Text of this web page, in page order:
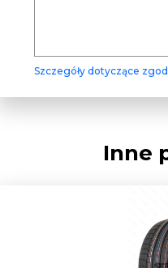
Szczegóły dotyczące
Inne